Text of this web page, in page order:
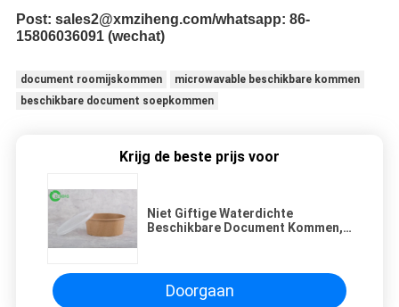
Post: sales2@xmziheng.com/whatsapp: 86-
15806036091 (wechat)
document roomijskommen
microwavable beschikbare kommen
beschikbare document soepkommen
Krijg de beste prijs voor
Niet Giftige Waterdichte
Beschikbare Document Kommen,
Doorgaan